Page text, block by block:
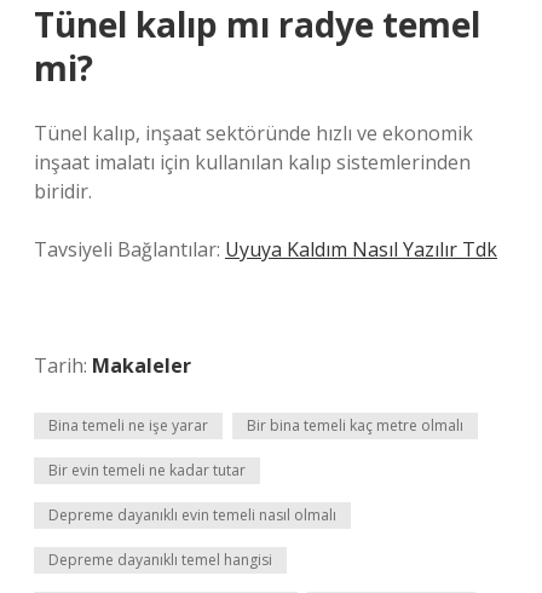
Tünel kalıp mı radye temel
mi?
Tünel kalıp, inşaat sektöründe hızlı ve ekonomik
inşaat imalatı için kullanılan kalıp sistemlerinden
biridir.
Tavsiyeli Bağlantılar: Uyuya Kaldım Nasıl Yazılır Tdk
Tarih: Makaleler
Bina temeli ne işe yarar Bir bina temeli kaç metre olmalı
Bir evin temeli ne kadar tutar
Depreme dayanıklı evin temeli nasıl olmalı
Depreme dayanıklı temel hangisi